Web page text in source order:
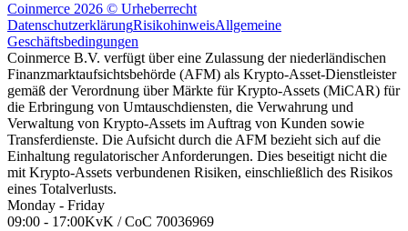
Coinmerce 2026 © Urheberrecht
DatenschutzerklärungRisikohinweisAllgemeine
Geschäftsbedingungen
Coinmerce B.V. verfügt über eine Zulassung der niederländischen
Finanzmarktaufsichtsbehörde (AFM) als Krypto-Asset-Dienstleister
gemäß der Verordnung über Märkte für Krypto-Assets (MiCAR) für
die Erbringung von Umtauschdiensten, die Verwahrung und
Verwaltung von Krypto-Assets im Auftrag von Kunden sowie
Transferdienste. Die Aufsicht durch die AFM bezieht sich auf die
Einhaltung regulatorischer Anforderungen. Dies beseitigt nicht die
mit Krypto-Assets verbundenen Risiken, einschließlich des Risikos
eines Totalverlusts.
Monday - Friday
09:00 - 17:00KvK / CoC 70036969